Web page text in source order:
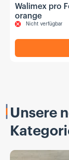
Walimex pro
orange
Nicht verfügbar
Unsere